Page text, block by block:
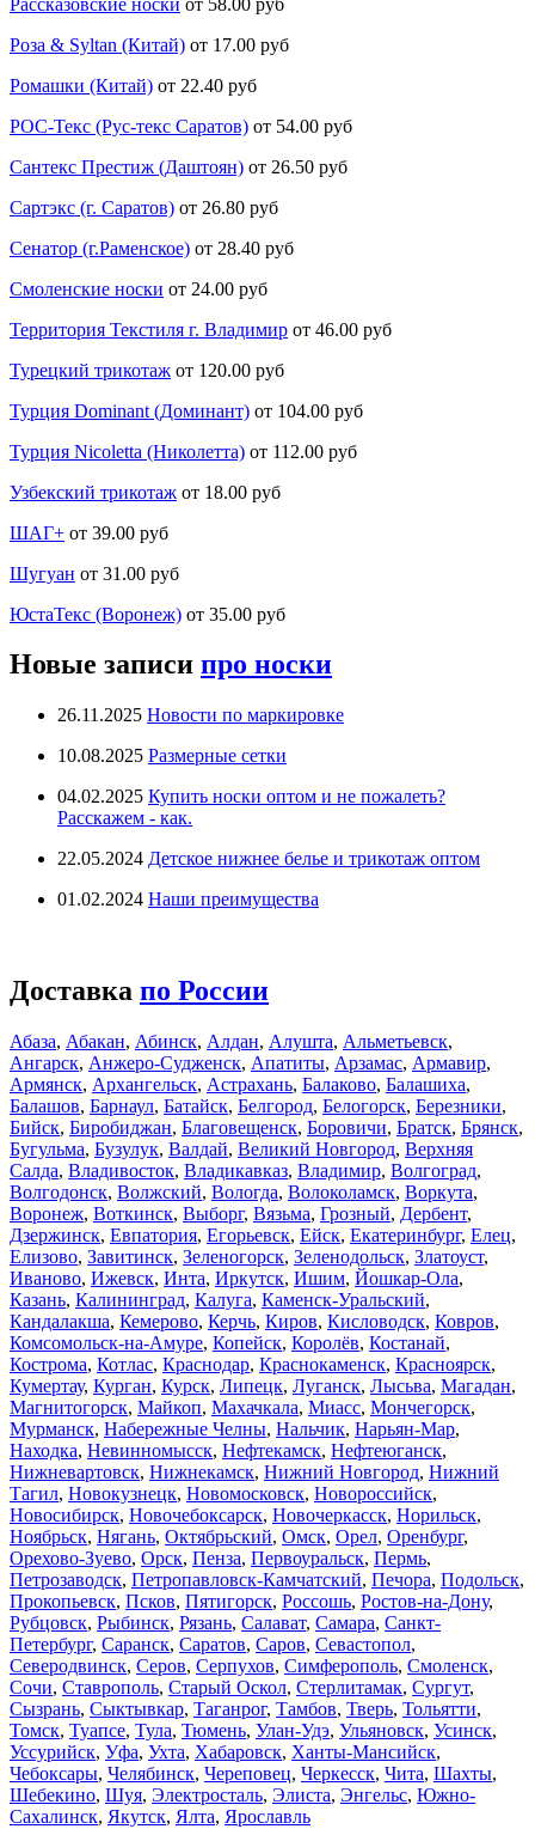
Роза & Syltan (Китай) от 17.00 руб
Ромашки (Китай) от 22.40 руб
РОС-Текс (Рус-текс Саратов) от 54.00 руб
Сантекс Престиж (Даштоян) от 26.50 руб
Сартэкс (г. Саратов) от 26.80 руб
Сенатор (г.Раменское) от 28.40 руб
Смоленские носки от 24.00 руб
Территория Текстиля г. Владимир от 46.00 руб
Турецкий трикотаж от 120.00 руб
Турция Dominant (Доминант) от 104.00 руб
Турция Nicoletta (Николетта) от 112.00 руб
Узбекский трикотаж от 18.00 руб
ШАГ+ от 39.00 руб
Шугуан от 31.00 руб
ЮстаТекс (Воронеж) от 35.00 руб
Новые записи про носки
26.11.2025 Новости по маркировке
10.08.2025 Размерные сетки
04.02.2025 Купить носки оптом и не пожалеть?
Расскажем - как.
22.05.2024 Детское нижнее белье и трикотаж оптом
01.02.2024 Наши преимущества
Доставка по России
Абаза, Абакан, Абинск, Алдан, Алушта, Альметьевск,
Ангарск, Анжеро-Судженск, Апатиты, Арзамас, Армавир,
Армянск, Архангельск, Астрахань, Балаково, Балашиха,
Балашов, Барнаул, Батайск, Белгород, Белогорск, Березники,
Бийск, Биробиджан, Благовещенск, Боровичи, Братск, Брянск,
Бугульма, Бузулук, Валдай, Великий Новгород, Верхняя
Салда, Владивосток, Владикавказ, Владимир, Волгоград,
Волгодонск, Волжский, Вологда, Волоколамск, Воркута,
Воронеж, Воткинск, Выборг, Вязьма, Грозный, Дербент,
Дзержинск, Евпатория, Егорьевск, Ейск, Екатеринбург, Елец,
Елизово, Завитинск, Зеленогорск, Зеленодольск, Златоуст,
Иваново, Ижевск, Инта, Иркутск, Ишим, Йошкар-Ола,
Казань, Калининград, Калуга, Каменск-Уральский,
Кандалакша, Кемерово, Керчь, Киров, Кисловодск, Ковров,
Комсомольск-на-Амуре, Копейск, Королёв, Костанай,
Кострома, Котлас, Краснодар, Краснокаменск, Красноярск,
Кумертау, Курган, Курск, Липецк, Луганск, Лысьва, Магадан,
Магнитогорск, Майкоп, Махачкала, Миасс, Мончегорск,
Мурманск, Набережные Челны, Нальчик, Нарьян-Мар,
Находка, Невинномысск, Нефтекамск, Нефтеюганск,
Нижневартовск, Нижнекамск, Нижний Новгород, Нижний
Тагил, Новокузнецк, Новомосковск, Новороссийск,
Новосибирск, Новочебоксарск, Новочеркасск, Норильск,
Ноябрьск, Нягань, Октябрьский, Омск, Орел, Оренбург,
Орехово-Зуево, Орск, Пенза, Первоуральск, Пермь,
Петрозаводск, Петропавловск-Камчатский, Печора, Подольск,
Прокопьевск, Псков, Пятигорск, Россошь, Ростов-на-Дону,
Рубцовск, Рыбинск, Рязань, Салават, Самара, Санкт-
Петербург, Саранск, Саратов, Саров, Севастопол,
Северодвинск, Серов, Серпухов, Симферополь, Смоленск,
Сочи, Ставрополь, Старый Оскол, Стерлитамак, Сургут,
Сызрань, Сыктывкар, Таганрог, Тамбов, Тверь, Тольятти,
Томск, Туапсе, Тула, Тюмень, Улан-Удэ, Ульяновск, Усинск,
Уссурийск, Уфа, Ухта, Хабаровск, Ханты-Мансийск,
Чебоксары, Челябинск, Череповец, Черкесск, Чита, Шахты,
Шебекино, Шуя, Электросталь, Элиста, Энгельс, Южно-
Сахалинск, Якутск, Ялта, Ярославль